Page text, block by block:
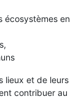
écosystèmes en
lieux et de leurs
contribuer au